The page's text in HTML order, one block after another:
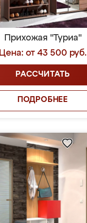
Прихожая "Туриа"
Цена: от 43 500 руб.
РАССЧИТАТЬ
ПОДРОБНЕЕ